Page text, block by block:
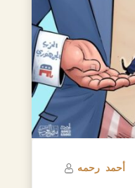
أحمد رحمه